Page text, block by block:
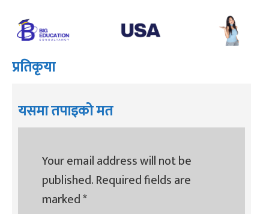
प्रतिकृया
यसमा तपाइको मत
Your email address will not be
published.Required fields are
marked*